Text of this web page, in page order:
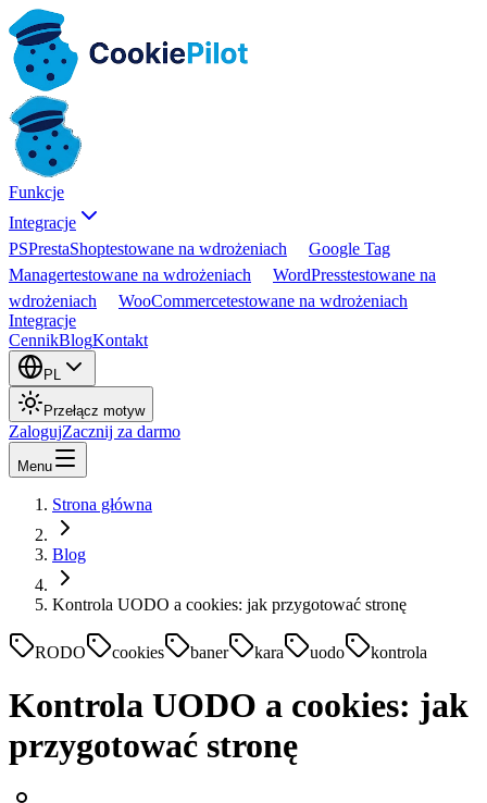
Funkcje
Integracje
PSPrestaShoptestowane na wdrożeniach
Google Tag
Managertestowane na wdrożeniach WordPresstestowane na
wdrożeniach
WooCommercetestowane na wdrożeniach
Integracje
CennikBlogKontakt
PL
Przełącz motyw
ZalogujZacznij za darmo
Menu
Strona główna
Blog
Kontrola UODO a cookies: jak przygotować stronę
RODO cookies baner kara uodo kontrola
Kontrola UODO a cookies: jak
przygotować stronę